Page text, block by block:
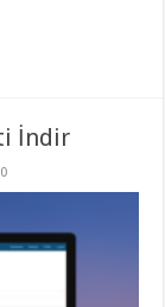
İndir
0